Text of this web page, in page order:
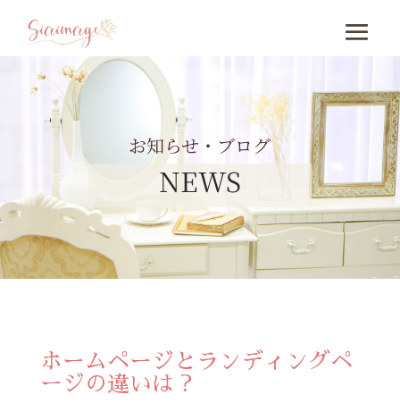
お知らせ・ブログ
NEWS
ホームページとランディングペ
ージの違いは？